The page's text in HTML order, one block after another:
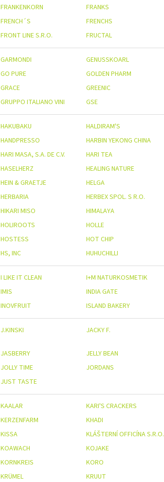
FRANKENKORN
FRANKS
FRENCH´S
FRENCHS
FRONT LINE S.R.O.
FRUCTAL
GARMONDI GENUSSKOARL
GO PURE
GOLDEN PHARM
GRACE
GREENIC
GRUPPO ITALIANO VINI
GSE
HAKUBAKU HALDIRAM'S
HANDPRESSO
HARBIN YEKONG CHINA
HARI MASA, S.A. DE C.V.
HARI TEA
HASELHERZ
HEALING NATURE
HEIN & GRAETJE
HELGA
HERBARIA
HERBEX SPOL. S R.O.
HIKARI MISO
HIMALAYA
HOLIROOTS
HOLLE
HOSTESS
HOT CHIP
HS, INC
HUHUCHILLI
I LIKE IT CLEAN I+M NATURKOSMETIK
IMIS
INDIA GATE
INOVFRUIT
ISLAND BAKERY
J.KINSKI JACKY F.
JASBERRY JELLY BEAN
JOLLY TIME
JORDANS
JUST TASTE
KAALAR KARI'S CRACKERS
KERZENFARM
KHADI
KISSA
KLÁŠTERNÍ OFFICÍNA S.R.O.
KOAWACH
KOJAKE
KORNKREIS
KORO
KRÜMEL
KRUUT